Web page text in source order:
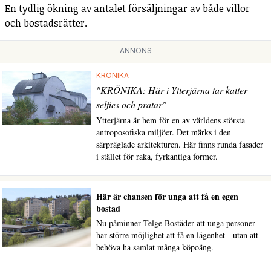
En tydlig ökning av antalet försäljningar av både villor
och bostadsrätter.
ANNONS
KRÖNIKA
"KRÖNIKA: Här i Ytterjärna tar katter
selfies och pratar"
Ytterjärna är hem för en av världens största
antroposofiska miljöer. Det märks i den
särpräglade arkitekturen. Här finns runda fasader
i stället för raka, fyrkantiga former.
Här är chansen för unga att få en egen
bostad
Nu påminner Telge Bostäder att unga personer
har större möjlighet att få en lägenhet - utan att
behöva ha samlat många köpoäng.